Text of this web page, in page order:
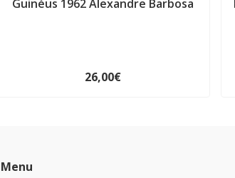
Guinéus 1962 Alexandre Barbosa
26,00€
Menu